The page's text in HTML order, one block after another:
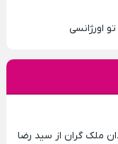
اورژانسی
ملک گران از سید رضا